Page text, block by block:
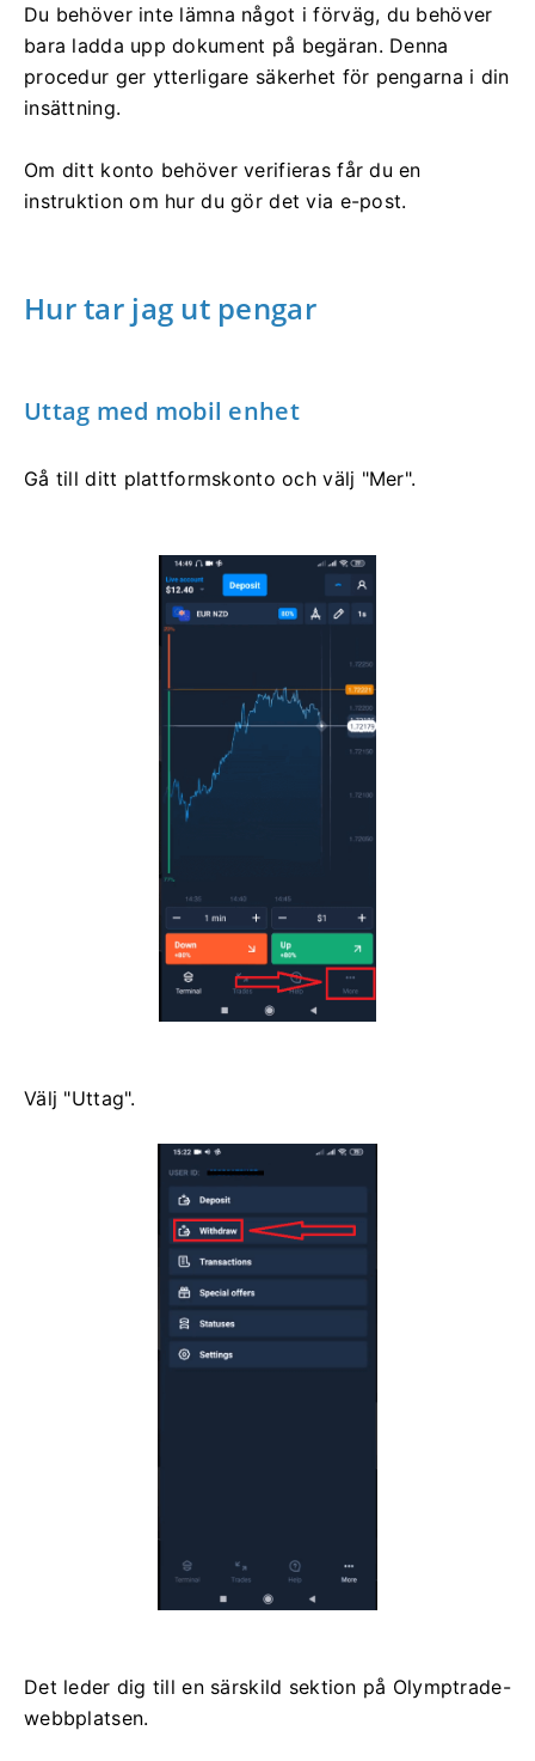
Du behöver inte lämna något i förväg, du behöver
bara ladda upp dokument på begäran. Denna
procedur ger ytterligare säkerhet för pengarna i din
insättning.
Om ditt konto behöver verifieras får du en
instruktion om hur du gör det via e-post.
Hur tar jag ut pengar
Uttag med mobil enhet
Gå till ditt plattformskonto och välj "Mer".
Välj "Uttag".
Det leder dig till en särskild sektion på Olymptrade-
webbplatsen.